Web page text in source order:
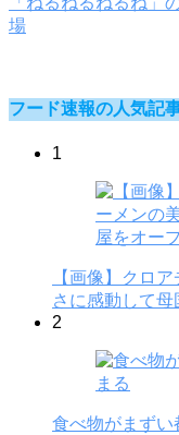
場
フード速報の人気記
1
【画像】クロ
さに感動して
2
食べ物がまずい